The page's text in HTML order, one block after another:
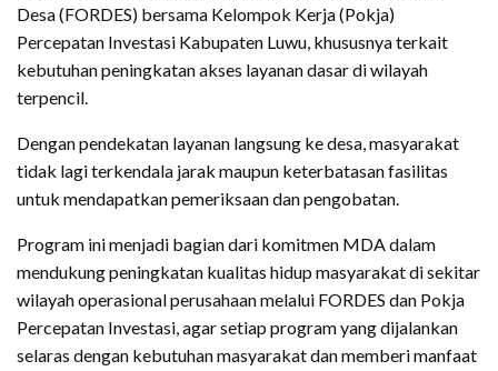
Desa (FORDES) bersama Kelompok Kerja (Pokja)
Percepatan Investasi Kabupaten Luwu, khususnya terkait
kebutuhan peningkatan akses layanan dasar di wilayah
terpencil.
Dengan pendekatan layanan langsung ke desa, masyarakat
tidak lagi terkendala jarak maupun keterbatasan fasilitas
untuk mendapatkan pemeriksaan dan pengobatan.
Program ini menjadi bagian dari komitmen MDA dalam
mendukung peningkatan kualitas hidup masyarakat di sekitar
wilayah operasional perusahaan melalui FORDES dan Pokja
Percepatan Investasi, agar setiap program yang dijalankan
selaras dengan kebutuhan masyarakat dan memberi manfaat